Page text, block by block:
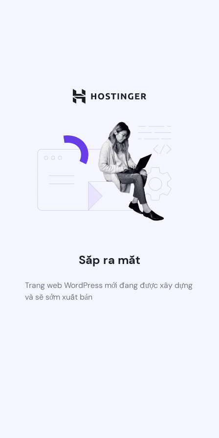
Sắp ra mắt
Trang web WordPress mới đang được xây dựng
và sẽ sớm xuất bản